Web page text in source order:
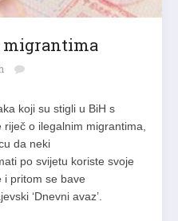
migrantima
koji su stigli u BiH s
o ilegalnim migrantima,
da neki
po svijetu koriste svoje
i pritom se bave
‘Dnevni avaz’.